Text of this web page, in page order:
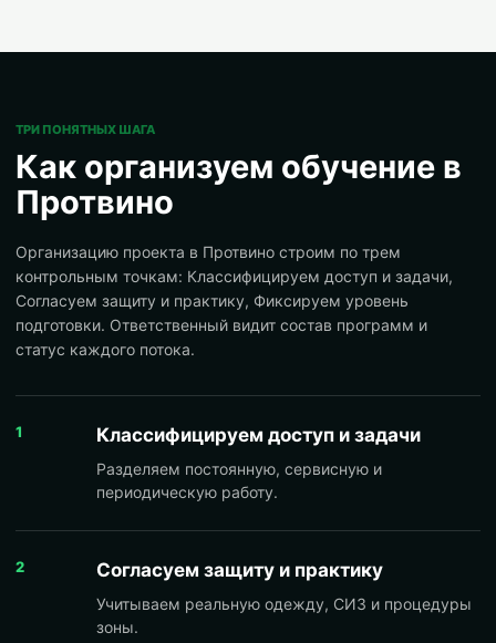
ТРИ ПОНЯТНЫХ ШАГА
Как организуем обучение в
Протвино
Организацию проекта в Протвино строим по трем
контрольным точкам: Классифицируем доступ и задачи,
Согласуем защиту и практику, Фиксируем уровень
подготовки. Ответственный видит состав программ и
статус каждого потока.
1 Классифицируем доступ и задачи
Разделяем постоянную, сервисную и
периодическую работу.
2 Согласуем защиту и практику
Учитываем реальную одежду, СИЗ и процедуры
зоны.